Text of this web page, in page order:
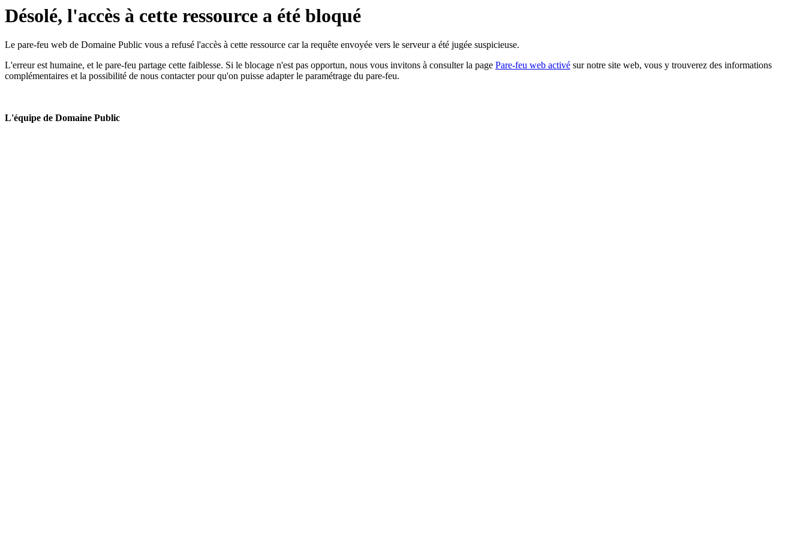
Désolé, l'accès à cette ressource a été bloqué
Le pare-feu web de Domaine Public vous a refusé l'accès à cette ressource car la requête envoyée vers le serveur a été jugée suspicieuse.
L'erreur est humaine, et le pare-feu partage cette faiblesse. Si le blocage n'est pas opportun, nous vous invitons à consulter la page Pare-feu web activé sur notre site web, vous y trouverez des informations
complémentaires et la possibilité de nous contacter pour qu'on puisse adapter le paramétrage du pare-feu.
L'équipe de Domaine Public